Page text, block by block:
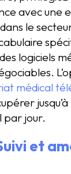
avec une
le
logiciels
médical
jusqu’à
par jour.
et